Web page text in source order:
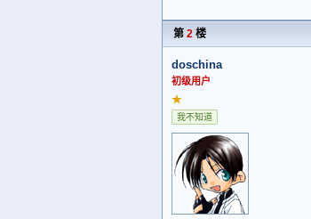
第 2 楼
doschina
初级用户
★
我不知道